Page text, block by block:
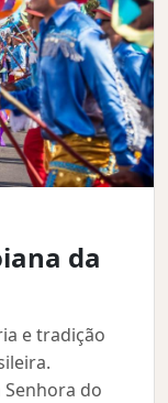
da
e tradição
Senhora do